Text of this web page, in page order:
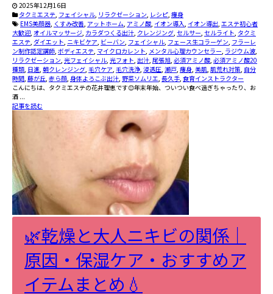
2025年12月16日
タクミエステ, フェイシャル, リラクゼーション, レシピ, 痩身
EMS美顔器, くすみ改善, アットホーム, アミノ酸, イオン導入, イオン導出, エステ初心者
大歓迎, オイルマッサージ, カラダつくる出汁, クレンジング, セルサー, セルライト, タクミ
エステ, ダイエット, ニキビケア, ビーバン, フェイシャル, フェース生コラーゲン, フラーレ
ン制作認定講師, ボディエステ, マイクロカレント, メンタル心理カウンセラー, ラジウム波,
リラクゼーション, 光フェイシャル, 光フォト, 出汁, 尾張旭, 必須アミノ酸, 必須アミノ酸20
種類, 日進, 朝クレンジング, 毛穴ケア, 毛穴洗浄, 浸透圧, 瀬戸, 痩身, 美肌, 肌荒れ対策, 自分
時間, 藤が丘, 赤ら顔, 身体よろこぶ出汁, 野菜ソムリエ, 長久手, 食育インストラクター
こんにちは、タクミエステの花井理恵です😊年末年始、ついつい食べ過ぎちゃったり、お
酒 ...
記事を読む
🌿乾燥と大人ニキビの関係｜
原因・保湿ケア・おすすめア
イテムまとめ💧